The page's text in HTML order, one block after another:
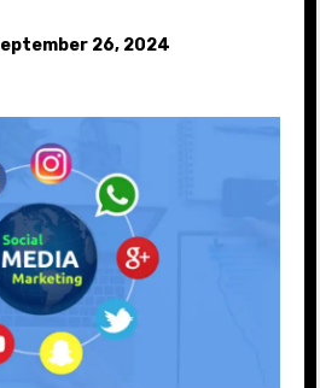
26, 2024